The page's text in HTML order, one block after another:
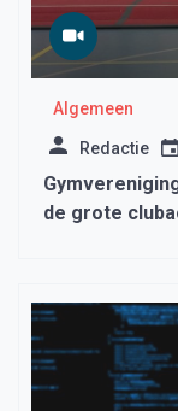
Algemeen
Redactie
de grote